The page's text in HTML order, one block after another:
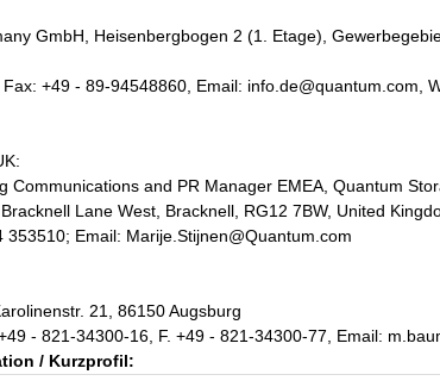
GmbH, Heisenbergbogen 2 (1. Etage),
+49 - 89-94548860, Email: info.de@quantum.com,
Communications and PR Manager EMEA, Quantum
Lane West, Bracknell, RG12 7BW, United
Email: Marije.Stijnen@Quantum.com
21, 86150 Augsburg
- 821-34300-16, F. +49 - 821-34300-77, Email:
/ Kurzprofil: